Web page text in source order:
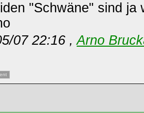
"Schwäne" sind ja
07 22:16 ,Arno